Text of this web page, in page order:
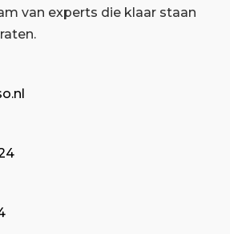
van experts die klaar staan